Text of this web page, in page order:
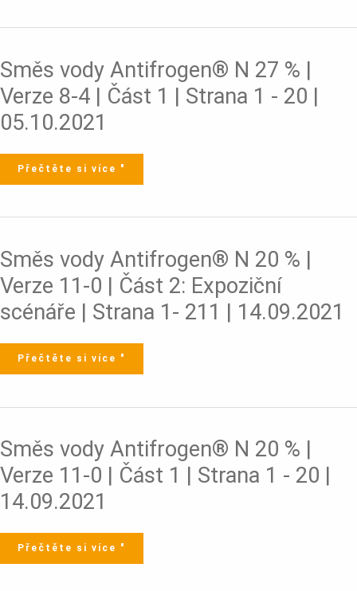
211
Směs vody Antifrogen® N 27 % |
Verze 8-4 | Část 1 | Strana 1 - 20 |
05.10.2021
Směs
vody
Antifrogen®
27
%
|
Verze
8-
Část
1
|
Strana
|
Přečtěte si více "
Směs vody Antifrogen® N 20 % |
Verze 11-0 | Část 2: Expoziční
scénáře | Strana 1- 211 | 14.09.2021
Směs
vody
Antifrogen®
20
%
Verze
11-
Část
2:
Expoziční
scénáře
211
Přečtěte si více "
Směs vody Antifrogen® N 20 % |
Verze 11-0 | Část 1 | Strana 1 - 20 |
14.09.2021
Směs
vody
Antifrogen®
20
%
|
Verze
11-
Část
1
|
Strana
Přečtěte si více "